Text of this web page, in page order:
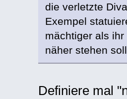
die verletzte
Exempel
mächtiger als
näher stehen
Definiere mal